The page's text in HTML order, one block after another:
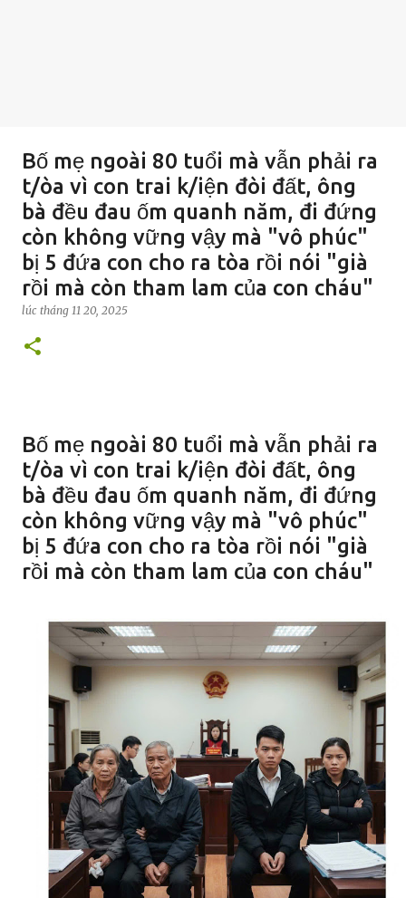
Bố mẹ ngoài 80 tuổi mà vẫn phải ra
t/òa vì con trai k/iện đòi đất, ông
bà đều đau ốm quanh năm, đi đứng
còn không vững vậy mà "vô phúc"
bị 5 đứa con cho ra tòa rồi nói "già
rồi mà còn tham lam của con cháu"
lúc tháng 11 20, 2025
Bố mẹ ngoài 80 tuổi mà vẫn phải ra
t/òa vì con trai k/iện đòi đất, ông
bà đều đau ốm quanh năm, đi đứng
còn không vững vậy mà "vô phúc"
bị 5 đứa con cho ra tòa rồi nói "già
rồi mà còn tham lam của con cháu"